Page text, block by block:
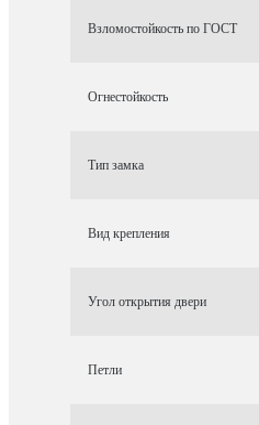
Взломостойкость по ГОСТ
Огнестойкость
Тип замка
Вид крепления
Угол открытия двери
Петли